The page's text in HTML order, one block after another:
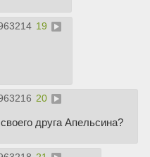
19
20
друга Апельсина?